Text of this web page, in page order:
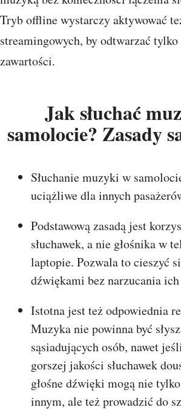
Tryb offline wystarczy aktywować
streamingowych, by odtwarzać tylko
zawartości.
Jak słuchać
samolocie? Zasady
Słuchanie muzyki w
uciążliwe dla innych
Podstawową zasadą jest
słuchawek, a nie głośnika w
laptopie. Pozwala to cieszyć
dźwiękami bez narzucania ich
Istotna jest też odpowiednia
Muzyka nie powinna być
sąsiadujących osób, nawet
gorszej jakości słuchawek
głośne dźwięki mogą nie
innym, ale też prowadzić do